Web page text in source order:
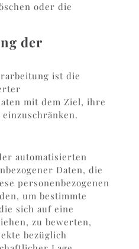
oder die
der
ist die
mit dem Ziel, ihre
automatisierten
Daten, die
personenbezogenen
um bestimmte
sich auf eine
zu bewerten,
bezüglich